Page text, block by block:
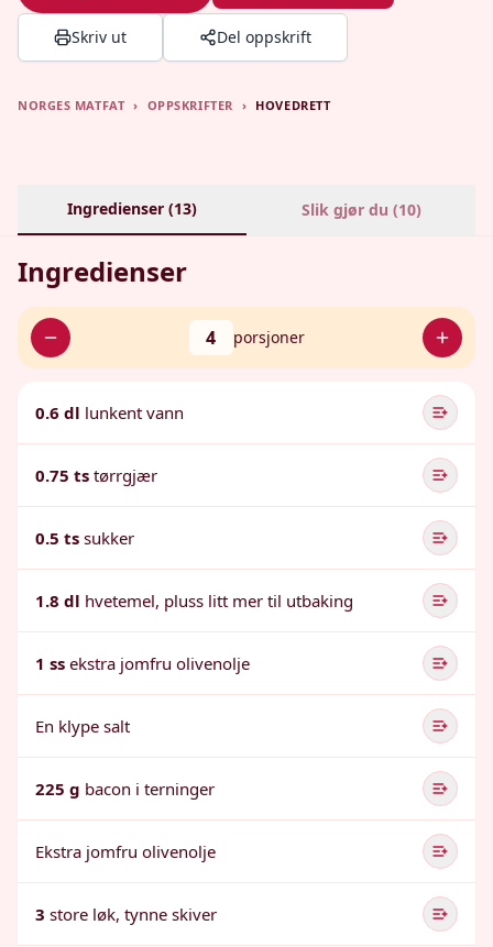
Skriv ut Del oppskrift
NORGES MATFAT › OPPSKRIFTER › HOVEDRETT
Ingredienser (13) Slik gjør du (10)
Ingredienser
4 porsjoner
0.6 dl lunkent vann
0.75 ts tørrgjær
0.5 ts sukker
1.8 dl hvetemel, pluss litt mer til utbaking
1 ss ekstra jomfru olivenolje
En klype salt
225 g bacon i terninger
Ekstra jomfru olivenolje
3 store løk, tynne skiver